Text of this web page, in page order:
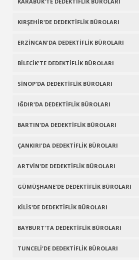
KIRŞEHİR'DE DEDEKTİFLİK BÜROLARI
ERZİNCAN'DA DEDEKTİFLİK BÜROLARI
BİLECİK'TE DEDEKTİFLİK BÜROLARI
SİNOP'DA DEDEKTİFLİK BÜROLARI
IĞDIR'DA DEDEKTİFLİK BÜROLARI
BARTIN'DA DEDEKTİFLİK BÜROLARI
ÇANKIRI'DA DEDEKTİFLİK BÜROLARI
ARTVİN'DE DEDEKTİFLİK BÜROLARI
GÜMÜŞHANE'DE DEDEKTİFLİK BÜROLARI
KİLİS'DE DEDEKTİFLİK BÜROLARI
BAYBURT'TA DEDEKTİFLİK BÜROLARI
TUNCELİ'DE DEDEKTİFLİK BÜROLARI